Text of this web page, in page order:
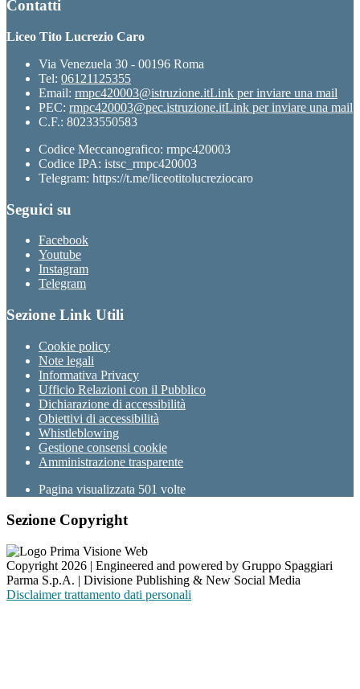
Contatti
Liceo Tito Lucrezio Caro
Via Venezuela 30 - 00196 Roma
Tel: 06121125355
Email: rmpc420003@istruzione.itLink per inviare una mail
PEC: rmpc420003@pec.istruzione.itLink per inviare una mail
C.F.: 80233550583
Codice Meccanografico: rmpc420003
Codice IPA: istsc_rmpc420003
Telegram: https://t.me/liceotitolucreziocaro
Seguici su
Facebook
Youtube
Instagram
Telegram
Sezione Link Utili
Cookie policy
Note legali
Informativa Privacy
Ufficio Relazioni con il Pubblico
Dichiarazione di accessibilità
Obiettivi di accessibilità
Whistleblowing
Gestione consensi cookie
Amministrazione trasparente
Pagina visualizzata 501 volte
Sezione Copyright
Copyright 2026 | Engineered and powered by Gruppo Spaggiari
Parma S.p.A. | Divisione Publishing & New Social Media
Disclaimer trattamento dati personali